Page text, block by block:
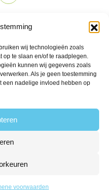
wij technologieën zoals
op te slaan en/of te raadplegen.
kunnen wij gegevens zoals
Als je geen toestemming
een nadelige invloed hebben op
voorwaarden
AK, Amersfoort
op 206 reviews